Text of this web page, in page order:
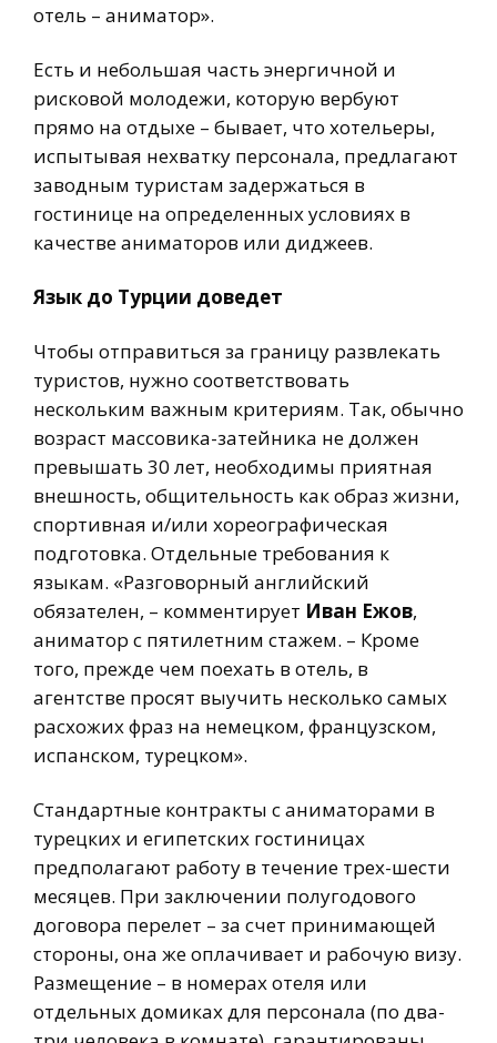
отель – аниматор».
Есть и небольшая часть энергичной и
рисковой молодежи, которую вербуют
прямо на отдыхе – бывает, что хотельеры,
испытывая нехватку персонала, предлагают
заводным туристам задержаться в
гостинице на определенных условиях в
качестве аниматоров или диджеев.
Язык до Турции доведет
Чтобы отправиться за границу развлекать
туристов, нужно соответствовать
нескольким важным критериям. Так, обычно
возраст массовика-затейника не должен
превышать 30 лет, необходимы приятная
внешность, общительность как образ жизни,
спортивная и/или хореографическая
подготовка. Отдельные требования к
языкам. «Разговорный английский
обязателен, – комментирует Иван Ежов,
аниматор с пятилетним стажем. – Кроме
того, прежде чем поехать в отель, в
агентстве просят выучить несколько самых
расхожих фраз на немецком, французском,
испанском, турецком».
Стандартные контракты с аниматорами в
турецких и египетских гостиницах
предполагают работу в течение трех-шести
месяцев. При заключении полугодового
договора перелет – за счет принимающей
стороны, она же оплачивает и рабочую визу.
Размещение – в номерах отеля или
отдельных домиках для персонала (по два-